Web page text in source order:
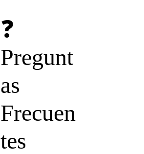
❓
Pregunt
as
Frecuen
tes